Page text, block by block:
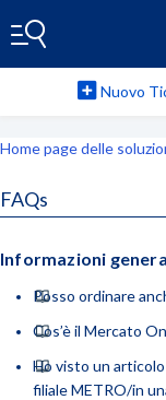
Nuovo
Home page delle
FAQs
Informazioni
Posso ordinare
Cos’è il Mercato
Ho visto un
filiale METRO/in